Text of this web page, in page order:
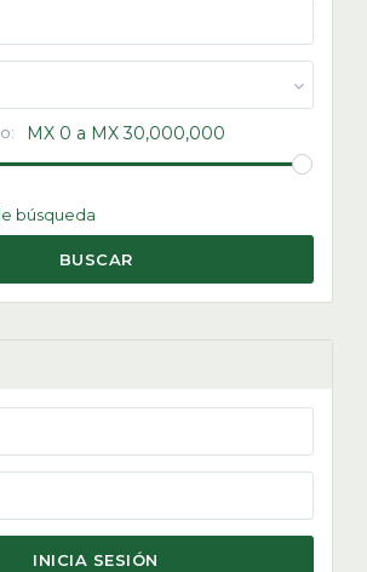
MX 0 a MX 30,000,000
búsqueda
BUSCAR
INICIA SESIÓN